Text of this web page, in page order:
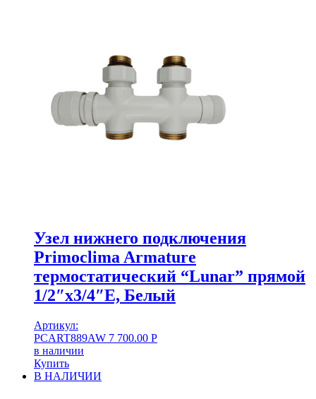
Узел нижнего подключения
Primoclima Armature
термостатический “Lunar” прямой
1/2″х3/4″Е, Белый
Артикул:
PCART889AW 7 700.00 Р
в наличии
Купить
В НАЛИЧИИ